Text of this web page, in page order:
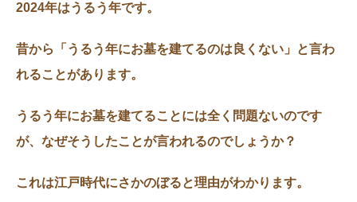
2024年はうるう年です。
昔から「うるう年にお墓を建てるのは良くない」と言わ
れることがあります。
うるう年にお墓を建てることには全く問題ないのです
が、なぜそうしたことが言われるのでしょうか？
これは江戸時代にさかのぼると理由がわかります。